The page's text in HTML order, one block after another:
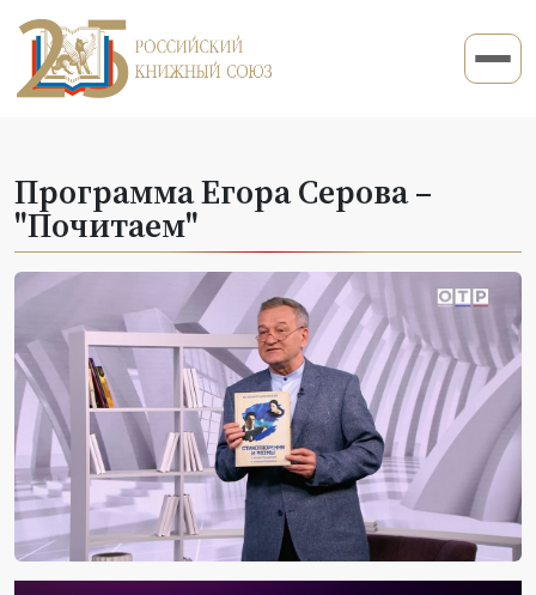
Программа Егора Серова –
"Почитаем"